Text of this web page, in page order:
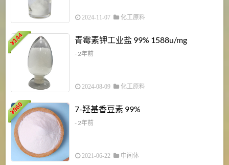
2024-11-07 化工原料
¥
144 青霉素钾工业盐 99% 1588u/mg
- 2年前
2024-08-09 化工原料
¥
960 7-羟基香豆素 99%
- 2年前
2021-06-22 中间体